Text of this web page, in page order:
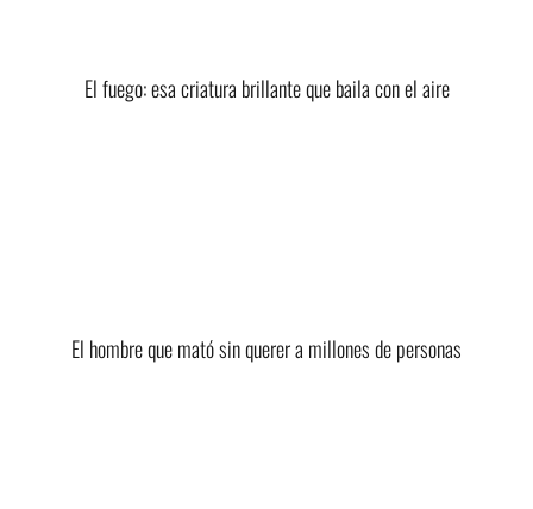
El fuego: esa criatura brillante que baila con el aire
El hombre que mató sin querer a millones de personas